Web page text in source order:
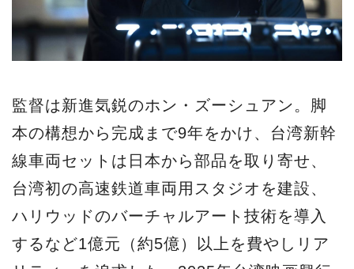
監督は新進気鋭のホン・ズーシュアン。脚
本の構想から完成まで9年をかけ、台湾新幹
線車両セットは日本から部品を取り寄せ、
台湾初の高速鉄道車両用スタジオを建設、
ハリウッドのバーチャルアート技術を導入
するなど1億元（約5億）以上を費やしリア